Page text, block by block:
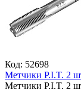
Код: 52698
Метчики P.I.T. 2
Метчики P.I.T. 2